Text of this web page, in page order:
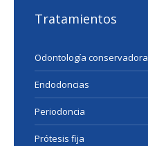
Tratamientos
Odontología conservadora
Endodoncias
Periodoncia
Prótesis fija